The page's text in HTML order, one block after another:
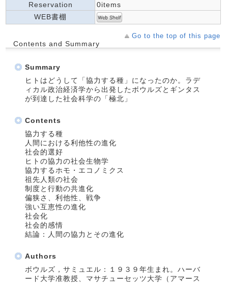
Reservation
0items
WEB書棚
Go to the top of this page
Contents and Summary
Summary
ヒトはどうして「協力する種」になったのか。ラデ
ィカル政治経済学から出発したボウルズとギンタス
が到達した社会科学の「極北」
Contents
協力する種
人間における利他性の進化
社会的選好
ヒトの協力の社会生物学
協力するホモ・エコノミクス
祖先人類の社会
制度と行動の共進化
偏狭さ、利他性、戦争
強い互恵性の進化
社会化
社会的感情
結論：人間の協力とその進化
Authors
ボウルズ，サミュエル：１９３９年生まれ。ハーバ
ード大学准教授、マサチューセッツ大学（アマース